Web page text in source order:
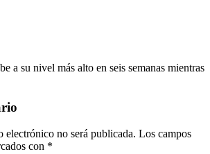
a su nivel más alto en seis semanas mientras
electrónico no será publicada. Los campos
con *